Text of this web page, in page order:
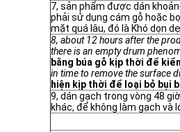
7, sản phẩm được dán
phải sử dụng cám gỗ hoặc
mặt quá lâu, đó là Khó dọn
8, about 12 hours after the
there is an empty drum
bằng búa gỗ kịp thời để
in time to remove the surface
hiện kịp thời để loại bỏ bụi
9, dán gạch trong vòng 48
khác, để không làm gạch và